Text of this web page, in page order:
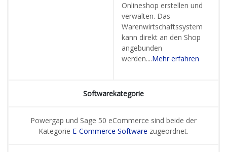
Onlineshop erstellen und
verwalten. Das
Warenwirtschaftssystem
kann direkt an den Shop
angebunden
werden....Mehr erfahren
Softwarekategorie
Powergap und Sage 50 eCommerce sind beide der
Kategorie E-Commerce Software zugeordnet.